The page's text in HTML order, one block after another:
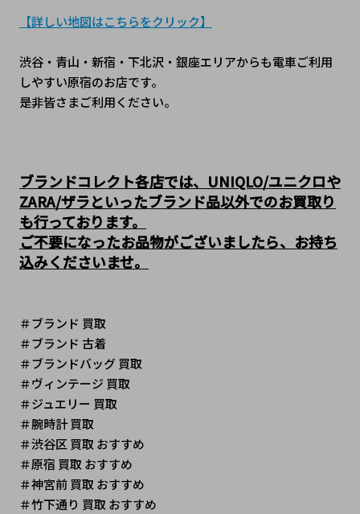
【詳しい地図はこちらをクリック】
渋谷・青山・新宿・下北沢・銀座エリアからも電車ご利用
しやすい原宿のお店です。
是非皆さまご利用ください。
ブランドコレクト各店では、UNIQLO/ユニクロや
ZARA/ザラといったブランド品以外でのお買取り
も行っております。
ご不要になったお品物がございましたら、お持ち
込みくださいませ。
＃ブランド 買取
＃ブランド 古着
＃ブランドバッグ 買取
＃ヴィンテージ 買取
＃ジュエリー 買取
＃腕時計 買取
＃渋谷区 買取 おすすめ
＃原宿 買取 おすすめ
＃神宮前 買取 おすすめ
＃竹下通り 買取 おすすめ